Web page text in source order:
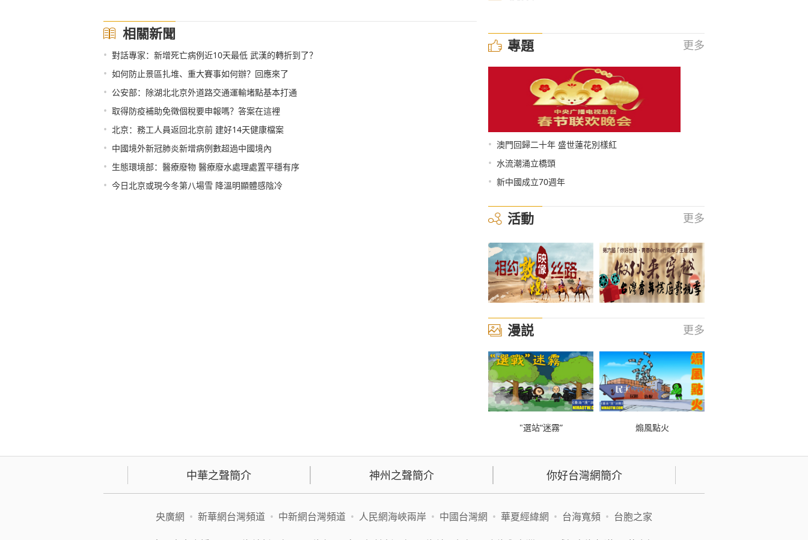
相關新聞
• 對話專家：新增死亡病例近10天最低 武漢的轉折到了？
• 如何防止景區扎堆、重大賽事如何辦？回應來了
• 公安部：除湖北北京外道路交通運輸堵點基本打通
• 取得防疫補助免徵個稅要申報嗎？答案在這裡
• 北京：務工人員返回北京前 建好14天健康檔案
• 中國境外新冠肺炎新增病例數超過中國境內
• 生態環境部：醫療廢物 醫療廢水處理處置平穩有序
• 今日北京或現今冬第八場雪 降溫明顯體感陰冷
專題 更多
• 澳門回歸二十年 盛世蓮花別樣紅
• 水流潮涌立橋頭
• 新中國成立70週年
活動 更多
漫説 更多
"選站“迷霧” 煽風點火
中華之聲簡介 神州之聲簡介 你好台灣網簡介
央廣網 • 新華網台灣頻道 • 中新網台灣頻道 • 人民網海峽兩岸 • 中國台灣網 • 華夏經緯網 • 台海寬頻 • 台胞之家